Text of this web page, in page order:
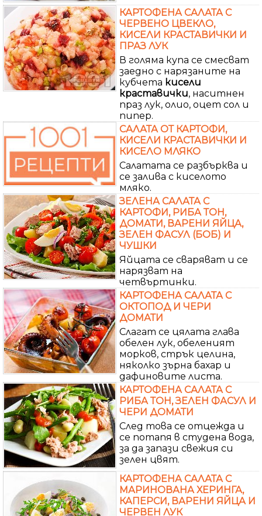
КАРТОФЕНА САЛАТА С
ЧЕРВЕНО ЦВЕКЛО,
КИСЕЛИ КРАСТАВИЧКИ И
ПРАЗ ЛУК
В голяма купа се смесват
заедно с нарязаните на
кубчета кисели
краставички, наситнен
праз лук, олио, оцет сол и
пипер.
САЛАТА ОТ КАРТОФИ,
КИСЕЛИ КРАСТАВИЧКИ И
КИСЕЛО МЛЯКО
Салатата се разбърква и
се залива с киселото
мляко.
ЗЕЛЕНА САЛАТА С
КАРТОФИ, РИБА ТОН,
ДОМАТИ, ВАРЕНИ ЯЙЦА,
ЗЕЛЕН ФАСУЛ (БОБ) И
ЧУШКИ
Яйцата се сваряват и се
нарязват на
четвъртинки.
КАРТОФЕНА САЛАТА С
ОКТОПОД И ЧЕРИ
ДОМАТИ
Слагат се цялата глава
обелен лук, обеленият
морков, стрък целина,
няколко зърна бахар и
дафиновите листа.
КАРТОФЕНА САЛАТА С
РИБА ТОН, ЗЕЛЕН ФАСУЛ И
ЧЕРИ ДОМАТИ
След това се отцежда и
се потапя в студена вода,
за да запази свежия си
зелен цвят.
КАРТОФЕНА САЛАТА С
МАРИНОВАНА ХЕРИНГА,
КАПЕРСИ, ВАРЕНИ ЯЙЦА И
ЧЕРВЕН ЛУК